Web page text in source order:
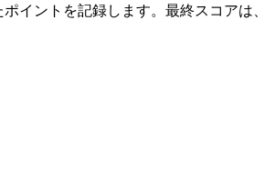
イントを記録します。最終スコアは、